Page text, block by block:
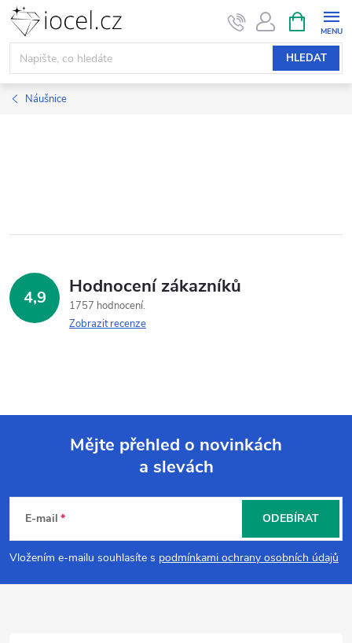
Přejít
obsah
HLEDAT
NÁKUPNÍ
KOŠÍK
Náušnice
4,9 Hodnocení zákazníků
1757 hodnocení
Zobrazit recenze
p
a
Mějte přehled o novinkách
a slevách
E-mail
Vložením e-mailu souhlasíte s podmínkami ochrany osobních údajů
ODEBÍRAT